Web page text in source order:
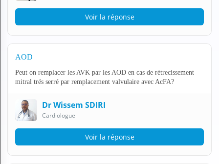
Voir la réponse
AOD
Peut on remplacer les AVK par les AOD en cas de rétrecissement
mitral trés serré par remplacement valvulaire avec AcFA?
Dr Wissem SDIRI
Cardiologue
Voir la réponse